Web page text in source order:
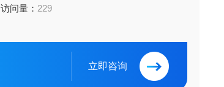
访问量： 229
立即咨询